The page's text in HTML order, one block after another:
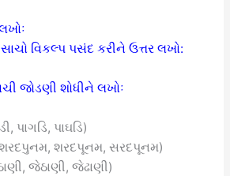
વિકલ્પ પસંદ કરીને ઉત્તર લખો:
જોડણી શોધીને લખોઃ
પાગડિ, પાઘડિ)
શરદપૂનમ, સરદપૂનમ)
જેઠાણી, જેઢાણી)